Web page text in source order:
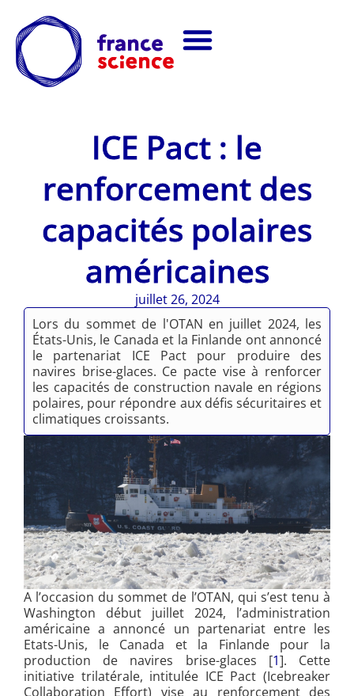
ICE Pact : le
renforcement des
capacités polaires
américaines
juillet 26, 2024
Lors du sommet de l'OTAN en juillet 2024, les
États-Unis, le Canada et la Finlande ont annoncé
le partenariat ICE Pact pour produire des
navires brise-glaces. Ce pacte vise à renforcer
les capacités de construction navale en régions
polaires, pour répondre aux défis sécuritaires et
climatiques croissants.
A l’occasion du sommet de l’OTAN, qui s’est tenu à
Washington début juillet 2024, l’administration
américaine a annoncé un partenariat entre les
Etats-Unis, le Canada et la Finlande pour la
production de navires brise-glaces [1]. Cette
initiative trilatérale, intitulée ICE Pact (Icebreaker
Collaboration Effort) vise au renforcement des